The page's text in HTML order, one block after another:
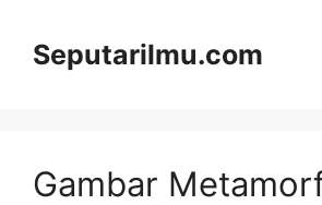
contentSeputarilmu.com
Gambar